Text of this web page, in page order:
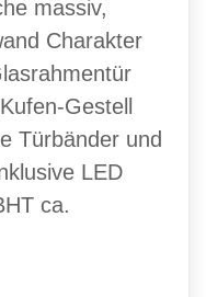
massiv,
Charakter
Gestell
Türbänder und
LED
ca.